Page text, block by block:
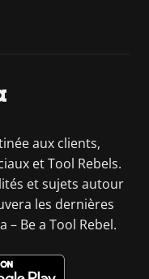
aux clients,
et Tool Rebels.
et sujets autour
les dernières
Be a Tool Rebel.